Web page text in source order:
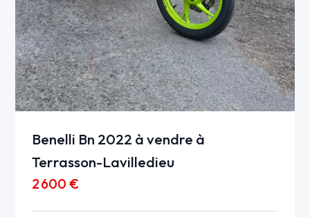
Benelli Bn 2022 à vendre à
Terrasson-Lavilledieu
2 600 €